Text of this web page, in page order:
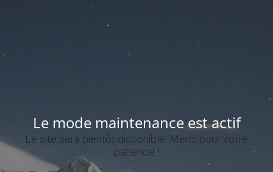
Le mode maintenance est actif
Le site sera bientôt disponible. Merci pour votre
patience !